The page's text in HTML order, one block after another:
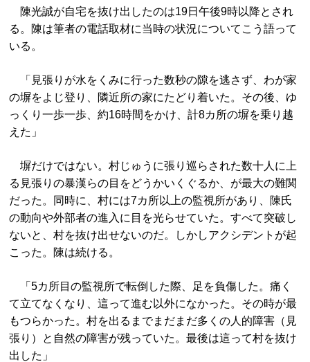
陳光誠が自宅を抜け出したのは19日午後9時以降とされ
る。陳は筆者の電話取材に当時の状況についてこう語って
いる。
「見張りが水をくみに行った数秒の隙を逃さず、わが家
の塀をよじ登り、隣近所の家にたどり着いた。その後、ゆ
っくり一歩一歩、約16時間をかけ、計8カ所の塀を乗り越
えた」
塀だけではない。村じゅうに張り巡らされた数十人に上
る見張りの暴漢らの目をどうかいくぐるか、が最大の難関
だった。同時に、村には7カ所以上の監視所があり、陳氏
の動向や外部者の進入に目を光らせていた。すべて突破し
ないと、村を抜け出せないのだ。しかしアクシデントが起
こった。陳は続ける。
「5カ所目の監視所で転倒した際、足を負傷した。痛く
て立てなくなり、這って進む以外になかった。その時が最
もつらかった。村を出るまでまだまだ多くの人的障害（見
張り）と自然の障害が残っていた。最後は這って村を抜け
出した」